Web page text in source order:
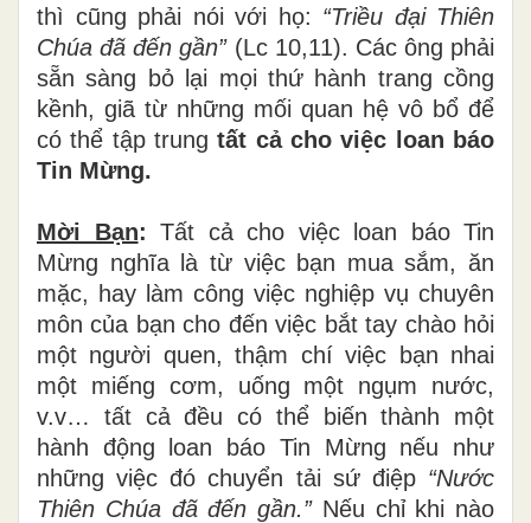
thì cũng phải nói với họ: “Triều đại Thiên
Chúa đã đến gần”(Lc 10,11). Các ông phải
sẵn sàng bỏ lại mọi thứ hành trang cồng
kềnh, giã từ những mối quan hệ vô bổ để
có thể tập trungtất cả cho việc loan báo
Tin Mừng.
Mời Bạn: Tất cả cho việc loan báo Tin
Mừng nghĩa là từ việc bạn mua sắm, ăn
mặc, hay làm công việc nghiệp vụ chuyên
môn của bạn cho đến việc bắt tay chào hỏi
một người quen, thậm chí việc bạn nhai
một miếng cơm, uống một ngụm nước,
v.v… tất cả đều có thể biến thành một
hành động loan báo Tin Mừng nếu như
những việc đó chuyển tải sứ điệp “Nước
Thiên Chúa đã đến gần.”Nếu chỉ khi nào